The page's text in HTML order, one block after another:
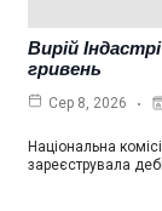
Вирій
гривень
Сер 8, 2026
Національна
зареєструвала